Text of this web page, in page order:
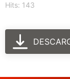
Hits: 143